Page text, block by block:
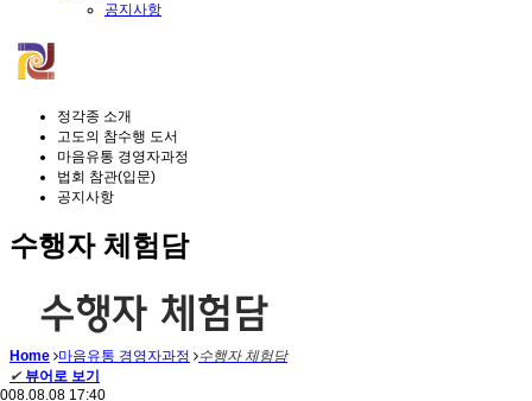
공지사항
정각종 소개
고도의 참수행 도서
마음유통 경영자과정
법회 참관(입문)
공지사항
수행자 체험담
Home 마음유통 경영자과정
수행자 체험담
✔ 뷰어로 보기
17:40